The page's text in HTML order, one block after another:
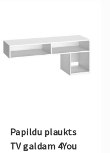
Papildu plaukts
TV galdam 4You